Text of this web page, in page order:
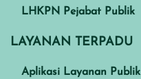
LHKPN Pejabat Publik
LAYANAN TERPADU
Aplikasi Layanan Publik